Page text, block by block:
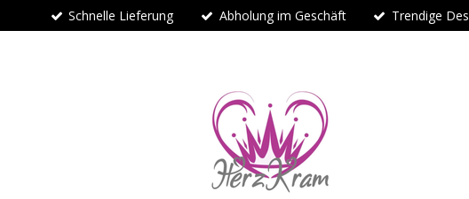
Schnelle Lieferung Abholung im Geschäft Trendige